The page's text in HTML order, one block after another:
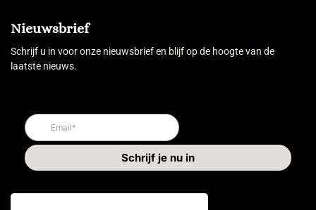
Nieuwsbrief
Schrijf u in voor onze nieuwsbrief en blijf op de hoogte van de
laatste nieuws.